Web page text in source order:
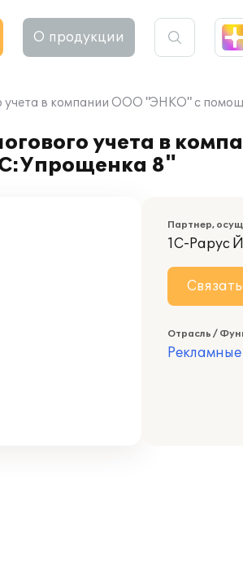
О продукции
учета в компании ООО "ЭНКО" с
учета в
8"
Партнер,
1С-Рарус
Отрасль /
Рекламные